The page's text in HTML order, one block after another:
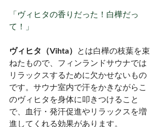
「ヴィヒタの香りだった！白樺だっ
て！」
ヴィヒタ（Vihta） とは白樺の枝葉を束
ねたもので、フィンランドサウナでは
リラックスするために欠かせないもの
です。サウナ室内で汗をかきながらこ
のヴィヒタを身体に叩きつけること
で、血行・発汗促進やリラックスを増
進してくれる効果があります。